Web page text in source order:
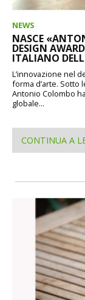
NEWS
NASCE
DESIGN
ITALIANO
L’innovazione nel
forma d’arte. Sotto
Antonio Colombo
globale...
CONTINUA A